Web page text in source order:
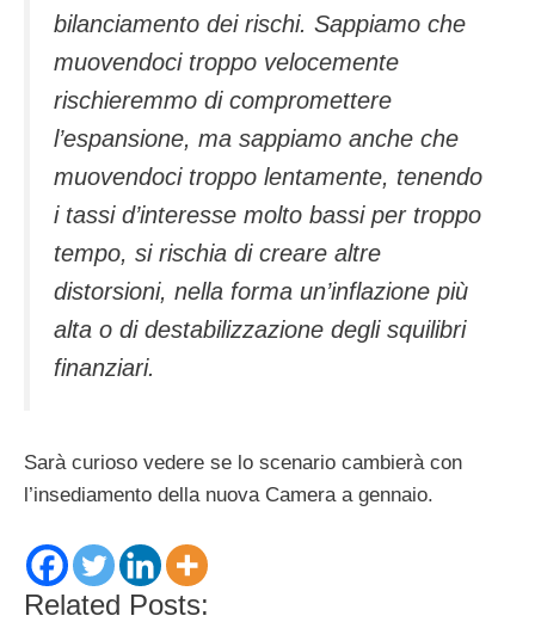
bilanciamento dei rischi. Sappiamo che
muovendoci troppo velocemente
rischieremmo di compromettere
l’espansione, ma sappiamo anche che
muovendoci troppo lentamente, tenendo
i tassi d’interesse molto bassi per troppo
tempo, si rischia di creare altre
distorsioni, nella forma un’inflazione più
alta o di destabilizzazione degli squilibri
finanziari.
Sarà curioso vedere se lo scenario cambierà con
l’insediamento della nuova Camera a gennaio.
Related Posts: